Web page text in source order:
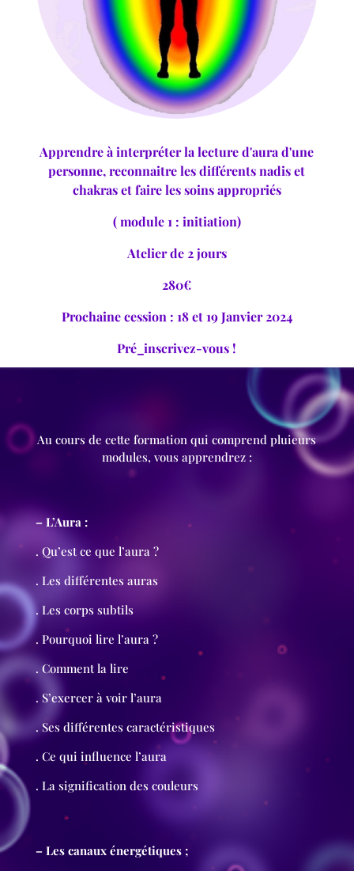
Apprendre à interpréter la lecture d'aura d'une
personne, reconnaitre les différents nadis et
chakras et faire les soins appropriés
( module 1 : initiation)
Atelier de 2 jours
280€
Prochaine cession : 18 et 19 Janvier 2024
Pré_inscrivez-vous !
Au cours de cette formation qui comprend pluieurs
modules, vous apprendrez :
– L’Aura :
. Qu’est ce que l’aura ?
. Les différentes auras
. Les corps subtils
. Pourquoi lire l’aura ?
. Comment la lire
. S’exercer à voir l’aura
. Ses différentes caractéristiques
. Ce qui influence l’aura
. La signification des couleurs
– Les canaux énergétiques ;